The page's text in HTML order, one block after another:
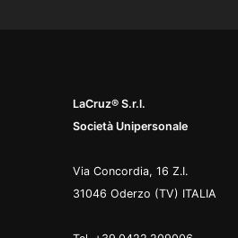
LaCruz® S.r.l.
Società Unipersonale
Via Concordia, 16 Z.I.
31046 Oderzo (TV) ITALIA